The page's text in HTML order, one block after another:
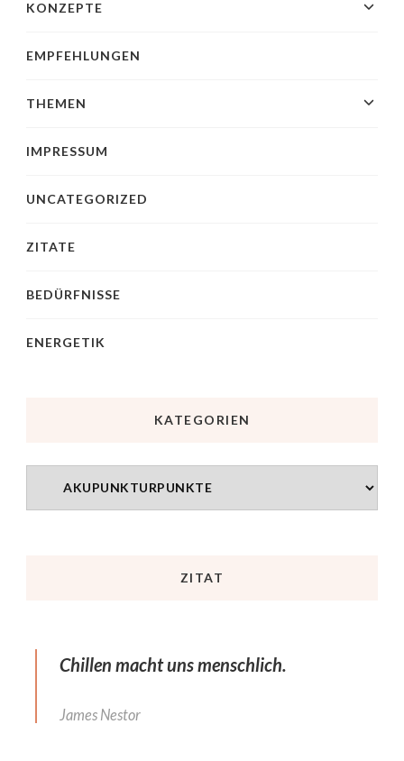
KONZEPTE
EMPFEHLUNGEN
THEMEN
IMPRESSUM
UNCATEGORIZED
ZITATE
BEDÜRFNISSE
ENERGETIK
KATEGORIEN
ZITAT
Chillen macht uns menschlich.
James Nestor